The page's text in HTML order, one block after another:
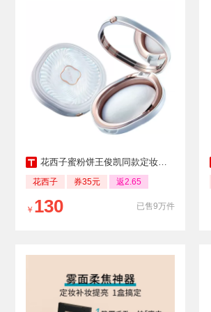
花西子蜜粉饼王俊凯同款定妆防水控油
花西子 券35元 返2.65
已售9万件
￥ 130